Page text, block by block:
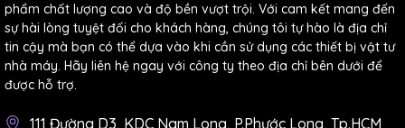
Để sử dụng sản phẩm Đồng hồ đo điện áp 3 pha VOLT-
19N Multispan, bạn cần thực hiện các bước sau:
phẩm chất lượng cao và độ bền vượt trội. Với cam kết mang đến
sự hài lòng tuyệt đối cho khách hàng, chúng tôi tự hào là địa chỉ
tin cậy mà bạn có thể dựa vào khi cần sử dụng các thiết bị vật tư
nhà máy. Hãy liên hệ ngay với công ty theo địa chỉ bên dưới để
được hỗ trợ.
111 Đường D3, KDC Nam Long, P.Phước Long, Tp.HCM